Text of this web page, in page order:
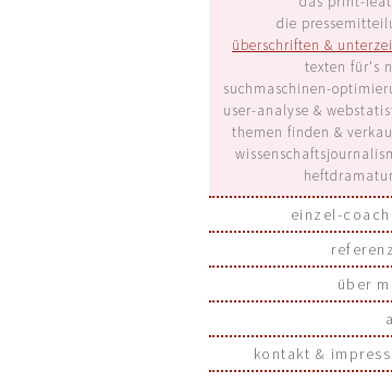
die
überschriften &
texten für's
suchmaschinen-
user-analyse &
themen finden &
einzel-
über
kontakt &